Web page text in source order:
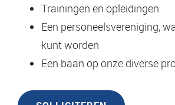
Trainingen en opleidingen
Een personeelsvereniging,
kunt worden
Een baan op onze diverse